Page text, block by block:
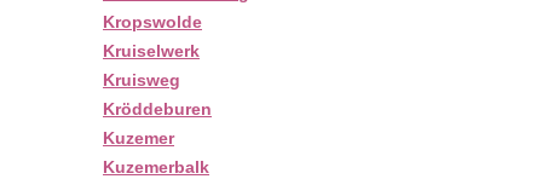
Kropswolde
Kruiselwerk
Kruisweg
Kröddeburen
Kuzemer
Kuzemerbalk